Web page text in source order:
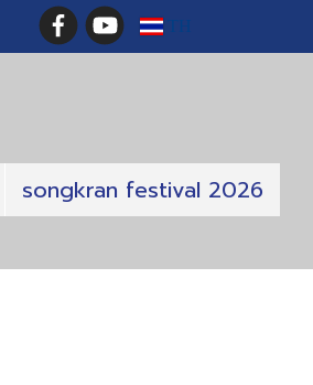
TH
songkran festival 2026